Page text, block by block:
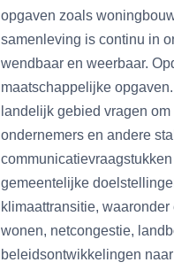
opgaven zoals
samenleving is continu in
wendbaar en weerbaar.
maatschappelijke
landelijk gebied vragen
ondernemers en andere
gemeentelijke
klimaattransitie,
wonen, netcongestie,
beleidsontwikkelingen